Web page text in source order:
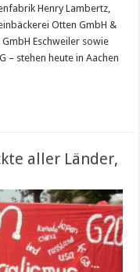
Henry Lambertz,
Otten GmbH &
Eschweiler sowie
– stehen heute in Aachen
aller Länder,